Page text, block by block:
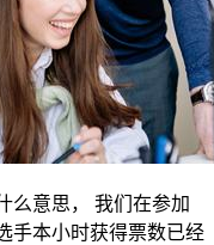
么意思， 我们在参加
手本小时获得票数已经